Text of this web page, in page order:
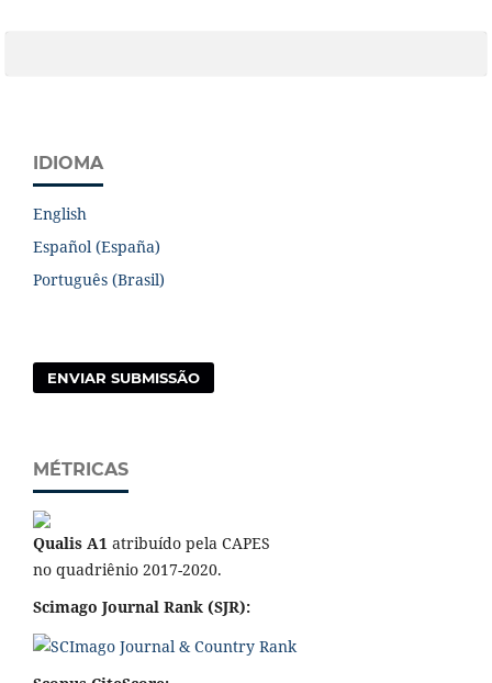
IDIOMA
English
Español (España)
Português (Brasil)
ENVIAR SUBMISSÃO
MÉTRICAS
Qualis A1 atribuído pela CAPES
no quadriênio 2017-2020.
Scimago Journal Rank (SJR):